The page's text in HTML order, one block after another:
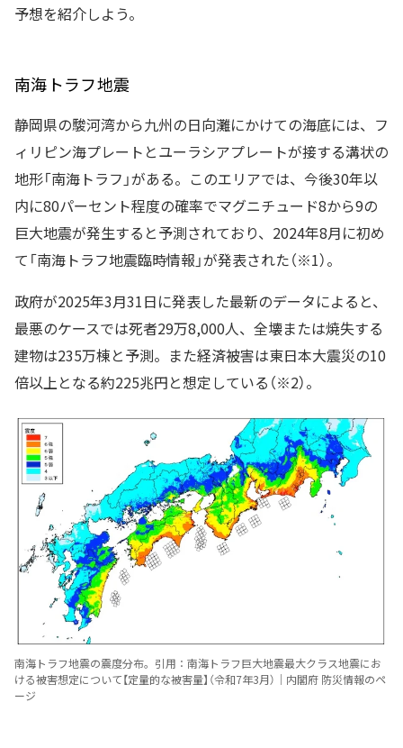
予想を紹介しよう。
南海トラフ地震
静岡県の駿河湾から九州の日向灘にかけての海底には、フ
ィリピン海プレートとユーラシアプレートが接する溝状の
地形「南海トラフ」がある。このエリアでは、今後30年以
内に80パーセント程度の確率でマグニチュード8から9の
巨大地震が発生すると予測されており、2024年8月に初め
て「南海トラフ地震臨時情報」が発表された（※1）。
政府が2025年3月31日に発表した最新のデータによると、
最悪のケースでは死者29万8,000人、全壊または焼失する
建物は235万棟と予測。また経済被害は東日本大震災の10
倍以上となる約225兆円と想定している（※2）。
南海トラフ地震の震度分布。引用：南海トラフ巨大地震最大クラス地震にお
ける被害想定について【定量的な被害量】（令和7年3月）｜内閣府 防災情報のペ
ージ